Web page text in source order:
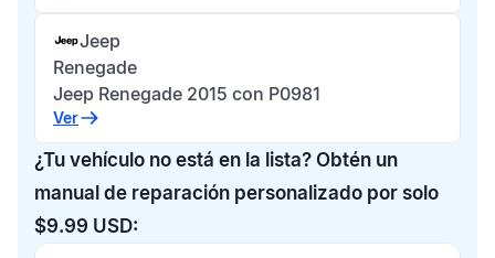
Jeep
Renegade
Jeep Renegade 2015 con P0981
Ver
¿Tu vehículo no está en la lista? Obtén un
manual de reparación personalizado por solo
$9.99 USD: